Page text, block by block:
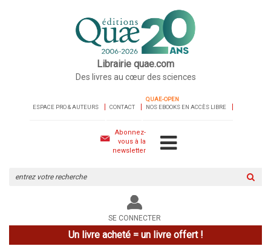
Librairie quae.com
Des livres au cœur des sciences
ESPACE PRO & AUTEURS CONTACT
QUAE-OPEN
NOS EBOOKS EN ACCÈS LIBRE
Abonnez-
vous à la
newsletter
le
site
SE CONNECTER
Un livre acheté = un livre offert !